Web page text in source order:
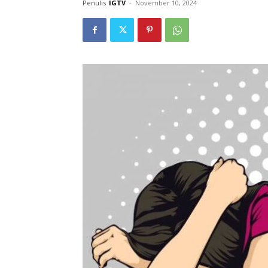
Penulis IGTV - November 10, 2024